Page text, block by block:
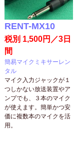
RENT-MX10
税別 1,500円／3日
間
簡易マイクミキサーレン
タル
マイク入力ジャックが１
つしかない放送装置やア
ンプでも、３本のマイク
が使えます。簡単かつ安
価に複数本のマイクを活
用。